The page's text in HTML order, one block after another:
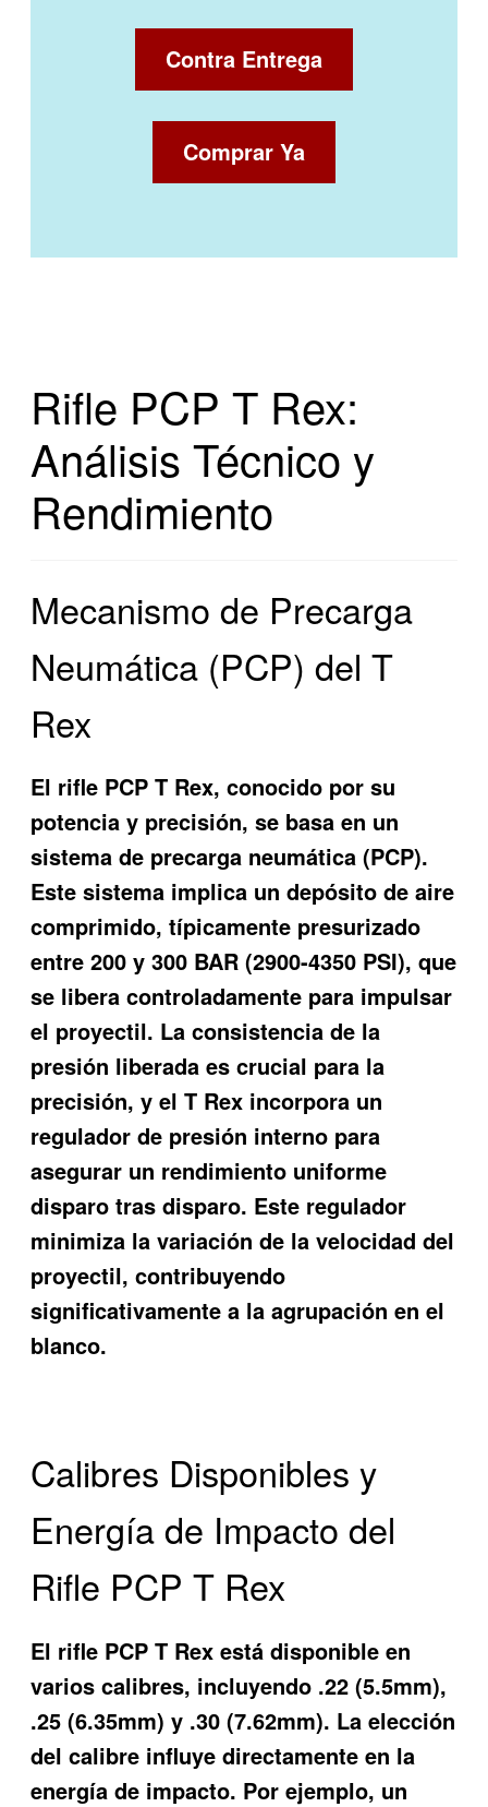
Contra Entrega
Comprar Ya
Rifle PCP T Rex:
Análisis Técnico y
Rendimiento
Mecanismo de Precarga
Neumática (PCP) del T
Rex
El rifle PCP T Rex, conocido por su
potencia y precisión, se basa en un
sistema de precarga neumática (PCP).
Este sistema implica un depósito de aire
comprimido, típicamente presurizado
entre 200 y 300 BAR (2900-4350 PSI), que
se libera controladamente para impulsar
el proyectil. La consistencia de la
presión liberada es crucial para la
precisión, y el T Rex incorpora un
regulador de presión interno para
asegurar un rendimiento uniforme
disparo tras disparo. Este regulador
minimiza la variación de la velocidad del
proyectil, contribuyendo
significativamente a la agrupación en el
blanco.
Calibres Disponibles y
Energía de Impacto del
Rifle PCP T Rex
El rifle PCP T Rex está disponible en
varios calibres, incluyendo .22 (5.5mm),
.25 (6.35mm) y .30 (7.62mm). La elección
del calibre influye directamente en la
energía de impacto. Por ejemplo, un